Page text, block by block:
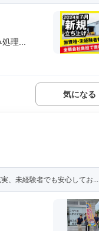
理...
気になる
、未経験者でも安心してお...